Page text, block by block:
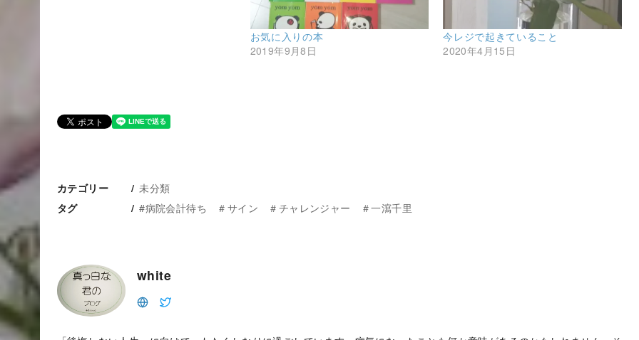
お気に入りの本
2019年9月8日
今レジで起きていること
2020年4月15日
カテゴリー 未分類
タグ #病院会計待ち ＃サイン ＃チャレンジャー ＃一瀉千里
white